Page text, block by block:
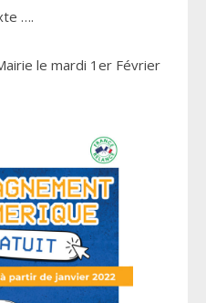
….
le mardi 1er Février